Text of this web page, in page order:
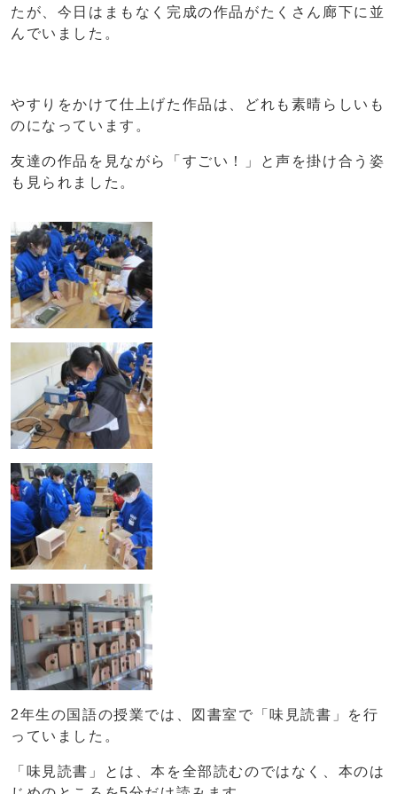
たが、今日はまもなく完成の作品がたくさん廊下に並
んでいました。
やすりをかけて仕上げた作品は、どれも素晴らしいも
のになっています。
友達の作品を見ながら「すごい！」と声を掛け合う姿
も見られました。
2年生の国語の授業では、図書室で「味見読書」を行
っていました。
「味見読書」とは、本を全部読むのではなく、本のは